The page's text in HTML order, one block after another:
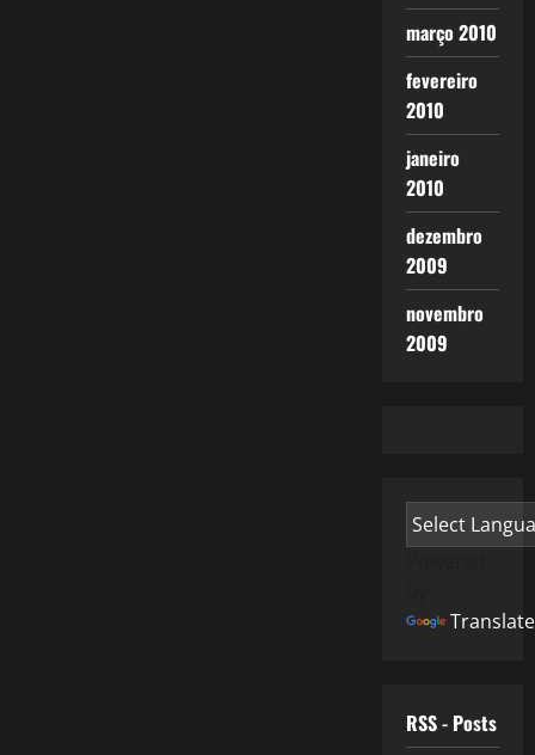
março 2010
fevereiro
2010
janeiro
2010
dezembro
2009
novembro
2009
Translate
RSS - Posts